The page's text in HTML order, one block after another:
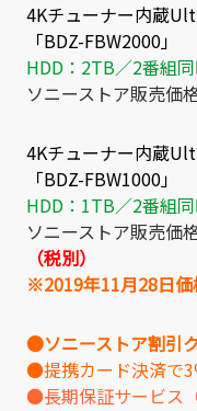
4Kチューナー内蔵
「BDZ-FBW2000」
HDD：2TB／2番組
ソニーストア販売価
4Kチューナー内蔵
「BDZ-FBW1000」
HDD：1TB／2番組
ソニーストア販売価
（税別）
※2019年11月28日価
●ソニーストア割引
●提携カード決済で
●長期保証サービス